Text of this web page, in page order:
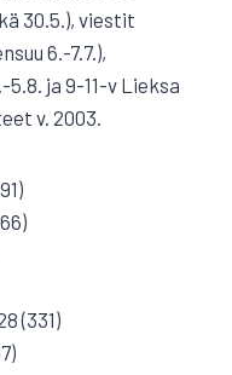
30.5.), viestit
6.-7.7.),
ja 9-11-v Lieksa
v. 2003.
(331)